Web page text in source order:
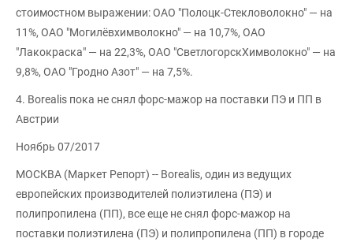
стоимостном выражении: ОАО "Полоцк-Стекловолокно" — на
11%, ОАО "Могилёвхимволокно" — на 10,7%, ОАО
"Лакокраска" — на 22,3%, ОАО "СветлогорскХимволокно" — на
9,8%, ОАО "Гродно Азот" — на 7,5%.
4. Borealis пока не снял форс-мажор на поставки ПЭ и ПП в
Австрии
Ноябрь 07/2017
МОСКВА (Маркет Репорт) -- Borealis, один из ведущих
европейских производителей полиэтилена (ПЭ) и
полипропилена (ПП), все еще не снял форс-мажор на
поставки полиэтилена (ПЭ) и полипропилена (ПП) в городе